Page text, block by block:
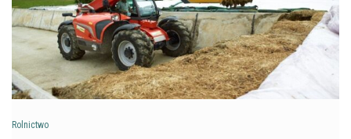
Rolnictwo